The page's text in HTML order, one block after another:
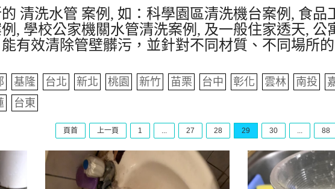
清洗水管 案例, 如：科學園區清洗機台案例, 食
, 學校公家機關水管清洗案例, 及一般住家透天,
有效清除管壁髒污，並針對不同材質、不同場所
基隆 台北 新北 桃園 新竹 苗栗 台中 彰化 雲林 南投
台東
頁首 上一頁 1 ... 27 28 29 30 ... 88